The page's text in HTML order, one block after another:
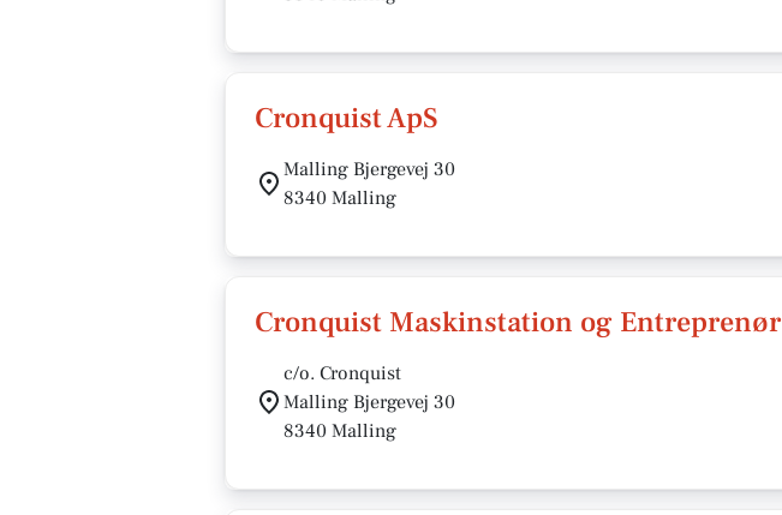
Cronquist ApS
Malling Bjergevej 30
8340 Malling
Cronquist Maskinstation og Entreprenør
c/o. Cronquist
Malling Bjergevej 30
8340 Malling